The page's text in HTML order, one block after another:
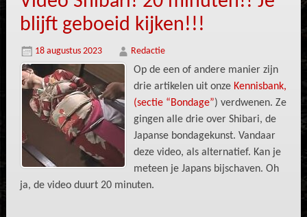
blijft geboeid kijken!!!
18 augustus 2023 Redactie
Op de een of andere manier zijn
drie artikelen uit onze Kennisbank,
(sectie “Bondage”) verdwenen. Ze
gingen alle drie over Shibari, de
Japanse bondagekunst. Vandaar
deze video, als alternatief. Kan je
meteen je Japans bijschaven. Oh
ja, de video duurt 20 minuten.